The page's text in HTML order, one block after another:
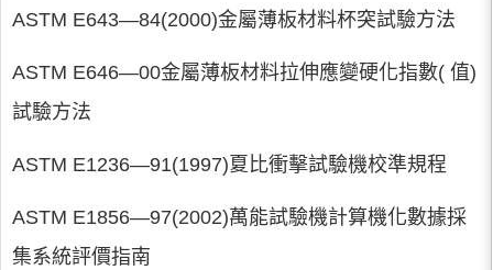
ASTM E643—84(2000)金屬薄板材料杯突試驗方法
ASTM E646—00金屬薄板材料拉伸應變硬化指數( 值)
試驗方法
ASTM E1236—91(1997)夏比衝擊試驗機校準規程
ASTM E1856—97(2002)萬能試驗機計算機化數據採
集系統評價指南